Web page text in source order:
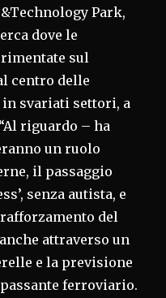
Park,
dove le
sul
centro delle
svariati settori, a
riguardo – ha
un ruolo
il passaggio
senza autista, e
del
attraverso un
e la previsione
ferroviario.